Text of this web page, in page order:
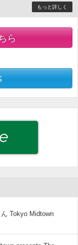
もっと詳しく
ら
Tokyo Midtown